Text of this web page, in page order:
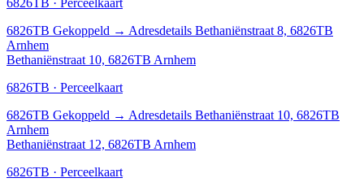
6826TB Gekoppeld → Adresdetails Bethaniënstraat 8, 6826TB
Arnhem
Bethaniënstraat 10, 6826TB Arnhem
6826TB · Perceelkaart
6826TB Gekoppeld → Adresdetails Bethaniënstraat 10, 6826TB
Arnhem
Bethaniënstraat 12, 6826TB Arnhem
6826TB · Perceelkaart